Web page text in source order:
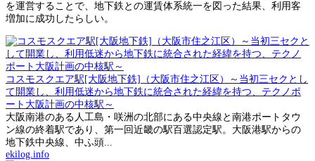
を運営することで、地下鉄との運賃体系統一を図った結果、利用客
増加に成功したらしい。
コスモスクエア駅[大阪地下鉄]（大阪市住之江区）～当初三セクとし
て開業し、利用低迷から地下鉄に統合された経緯を持つ、テクノポ
ート大阪計画の中核駅～
大阪南港のある人工島・咲洲の北部にある中央線と南港ポートタウ
ン線の終着駅であり、第一回近畿の駅百選認定駅。大阪港駅からの
地下鉄中央線、中ふ頭...
ekilog.info